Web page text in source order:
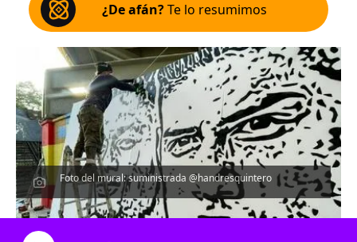
¿De afán?Te lo resumimos
Foto del mural: suministrada @handresquintero
Escucha el artículo